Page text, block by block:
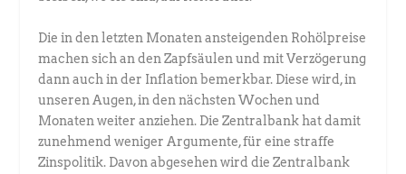
Die in den letzten Monaten ansteigenden Rohölpreise
machen sich an den Zapfsäulen und mit Verzögerung
dann auch in der Inflation bemerkbar. Diese wird, in
unseren Augen, in den nächsten Wochen und
Monaten weiter anziehen. Die Zentralbank hat damit
zunehmend weniger Argumente, für eine straffe
Zinspolitik. Davon abgesehen wird die Zentralbank